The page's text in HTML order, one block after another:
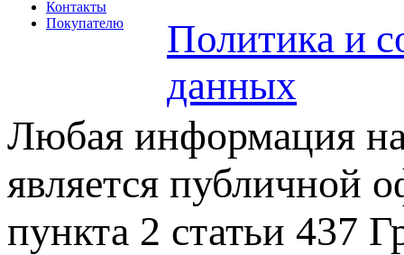
Контакты
Покупателю
Политика и
данных
Любая информация на
является публичной
пункта 2 статьи 437